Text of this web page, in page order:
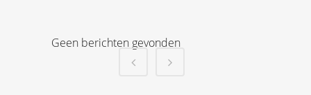
Geen berichten gevonden